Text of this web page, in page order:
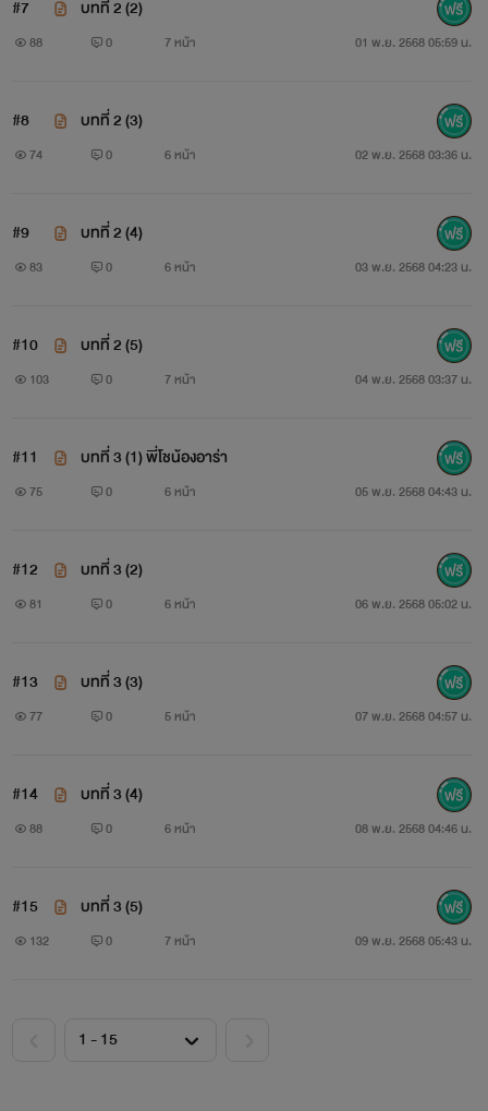
#7 บทที่ 2 (2)
88 0 7 หน้า 01 พ.ย. 2568 05:59 น.
#8 บทที่ 2 (3)
74 0 6 หน้า 02 พ.ย. 2568 03:36 น.
#9 บทที่ 2 (4)
83 0 6 หน้า 03 พ.ย. 2568 04:23 น.
#10 บทที่ 2 (5)
103 0 7 หน้า 04 พ.ย. 2568 03:37 น.
#11 บทที่ 3 (1) พี่โชน้องอาร่า
75 0 6 หน้า 05 พ.ย. 2568 04:43 น.
#12 บทที่ 3 (2)
81 0 6 หน้า 06 พ.ย. 2568 05:02 น.
#13 บทที่ 3 (3)
77 0 5 หน้า 07 พ.ย. 2568 04:57 น.
#14 บทที่ 3 (4)
88 0 6 หน้า 08 พ.ย. 2568 04:46 น.
#15 บทที่ 3 (5)
132 0 7 หน้า 09 พ.ย. 2568 05:43 น.